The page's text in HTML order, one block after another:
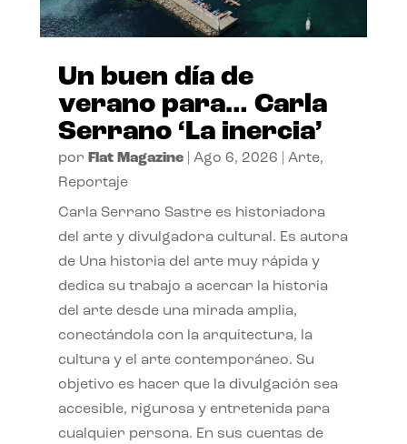
Un buen día de
verano para… Carla
Serrano ‘La inercia’
por Flat Magazine| Ago 6, 2026 Arte,
Reportaje
Carla Serrano Sastre es historiadora
del arte y divulgadora cultural. Es autora
de Una historia del arte muy rápida y
dedica su trabajo a acercar la historia
del arte desde una mirada amplia,
conectándola con la arquitectura, la
cultura y el arte contemporáneo. Su
objetivo es hacer que la divulgación sea
accesible, rigurosa y entretenida para
cualquier persona. En sus cuentas de